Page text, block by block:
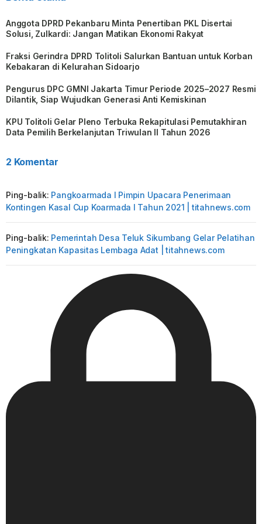
Anggota DPRD Pekanbaru Minta Penertiban PKL Disertai
Solusi, Zulkardi: Jangan Matikan Ekonomi Rakyat
Fraksi Gerindra DPRD Tolitoli Salurkan Bantuan untuk Korban
Kebakaran di Kelurahan Sidoarjo
Pengurus DPC GMNI Jakarta Timur Periode 2025–2027 Resmi
Dilantik, Siap Wujudkan Generasi Anti Kemiskinan
KPU Tolitoli Gelar Pleno Terbuka Rekapitulasi Pemutakhiran
Data Pemilih Berkelanjutan Triwulan II Tahun 2026
2 Komentar
Ping-balik: Pangkoarmada I Pimpin Upacara Penerimaan
Kontingen Kasal Cup Koarmada I Tahun 2021 | titahnews.com
Ping-balik: Pemerintah Desa Teluk Sikumbang Gelar Pelatihan
Peningkatan Kapasitas Lembaga Adat | titahnews.com